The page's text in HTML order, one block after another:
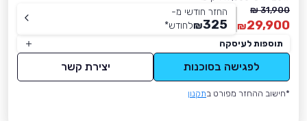
31,900 ₪
29,900
₪
החזר חודשי מ-
325
₪לחודש*
תוספות לעיסקה
לפגישה בסוכנות יצירת קשר
*חישוב ההחזר מפורט בתקנון